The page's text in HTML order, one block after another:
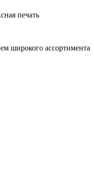
печать
широкого ассортимента